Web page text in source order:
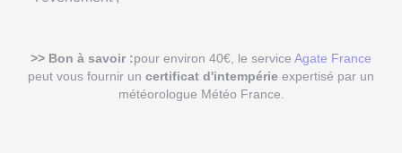
>> Bon à savoir :pour environ 40€, le service Agate France
peut vous fournir un certificat d'intempérie expertisé par un
météorologue Météo France.